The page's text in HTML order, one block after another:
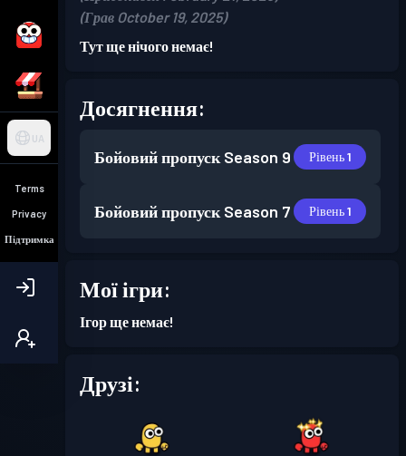
UA
Terms
Privacy
Підтримка
(Грав October 19, 2025)
Тут ще нічого немає!
Досягнення:
Бойовий пропуск Season 9 Рівень 1
Бойовий пропуск Season 7 Рівень 1
Мої ігри:
Ігор ще немає!
Друзі: